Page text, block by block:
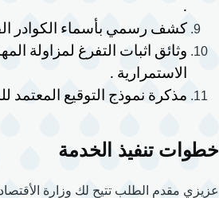
.
كشف رسمي بأسماء الكوادر
الاستمرارية .
مذكرة نموذج التوقيع المعتمد
خطوات تنفيذ الخدمة
عزيزي مقدم الطلب تتيح لك وزارة الأقتصاد